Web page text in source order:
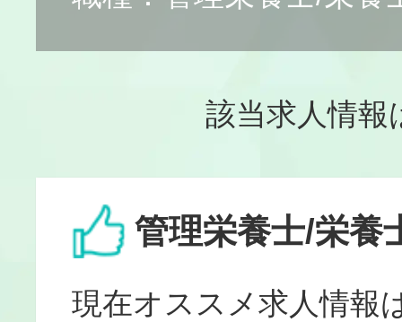
該当求人情
管理栄養士/栄養
現在オススメ求人情報